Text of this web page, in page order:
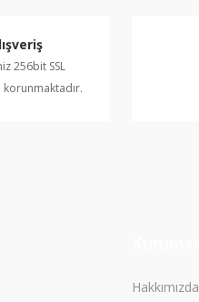
256bit SSL
korunmaktadır.
Hakkımızda